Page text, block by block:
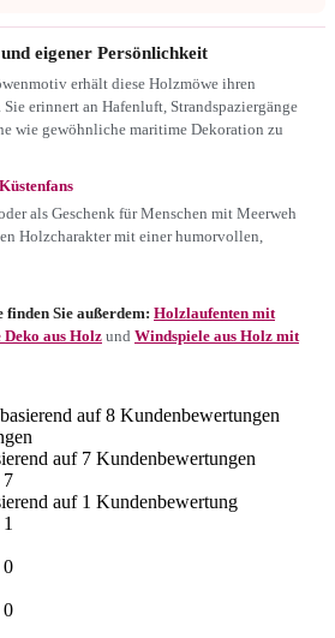
eigener Persönlichkeit
erhält diese Holzmöwe ihren
erinnert an Hafenluft, Strandspaziergänge
wie gewöhnliche maritime Dekoration zu
als Geschenk für Menschen mit Meerweh
Holzcharakter mit einer humorvollen,
Sie außerdem: Holzlaufenten mit
aus Holz und Windspiele aus Holz mit
auf8 Kundenbewertungen
auf 7 Kundenbewertungen
7
auf 1 Kundenbewertung
1
0
0